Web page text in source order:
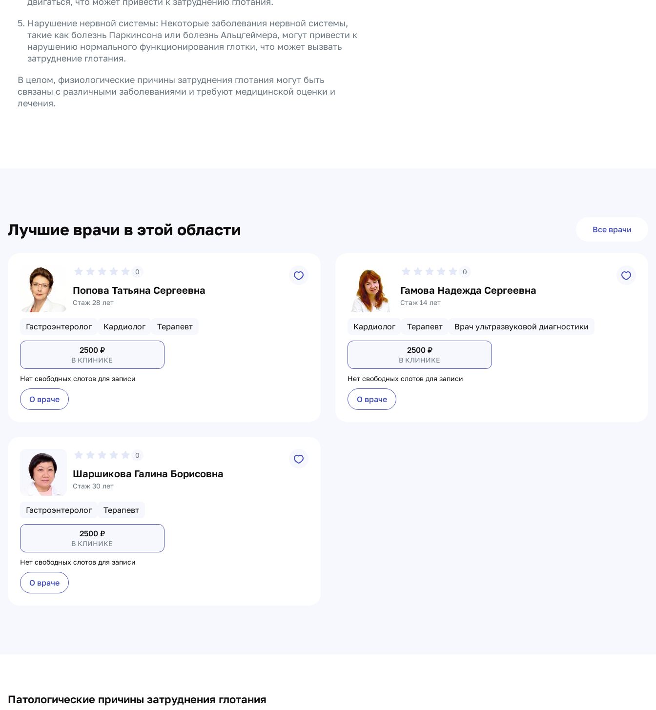
Нарушение нервной системы: Некоторые заболевания нервной системы,
такие как болезнь Паркинсона или болезнь Альцгеймера, могут привести к
нарушению нормального функционирования глотки, что может вызвать
затруднение глотания.
В целом, физиологические причины затруднения глотания могут быть
связаны с различными заболеваниями и требуют медицинской оценки и
лечения.
Лучшие врачи в этой области Все врачи
0
Попова Татьяна Сергеевна
Стаж 28 лет
Гастроэнтеролог Кардиолог Терапевт
2500₽
В КЛИНИКЕ
Нет свободных слотов для записи
О враче
0
Гамова Надежда Сергеевна
Стаж 14 лет
Кардиолог Терапевт Врач ультразвуковой диагностики
2500₽
В КЛИНИКЕ
Нет свободных слотов для записи
О враче
0
Шаршикова Галина Борисовна
Стаж 30 лет
Гастроэнтеролог Терапевт
2500₽
В КЛИНИКЕ
Нет свободных слотов для записи
О враче
Патологические причины затруднения глотания